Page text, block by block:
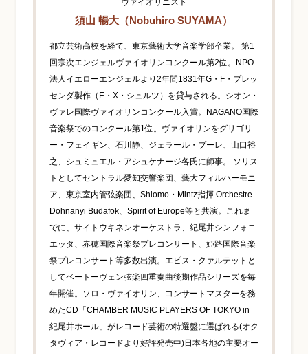
ヴァイオリニスト
須山 暢大（Nobuhiro SUYAMA）
都立芸術高校を経て、東京藝術大学音楽学部卒業。 第1
回宗次エンジェルヴァイオリンコンクール第2位。NPO
法人イエローエンジェルより2年間1831年G・F・プレッ
センダ製作（E・X・シュルツ）を貸与される。シオン・
ヴァレ国際ヴァイオリンコンクール入賞。NAGANO国際
音楽祭でのコンクール第1位。ヴァイオリンをグリゴリ
ー・フェイギン、石川静、ジェラール・プーレ、山口裕
之、シュミュエル・アシュケナージ各氏に師事。 ソリス
トとしてセントラル愛知交響楽団、藝大フィルハーモニ
ア、東京室内管弦楽団、Shlomo・Mintz指揮 Orchestre
Dohnanyi Budafok、Spirit of Europe等と共演。これま
でに、サイトウキネンオーケストラ、紀尾井シンフォニ
エッタ、赤穂国際音楽祭プレコンサート、姫路国際音楽
祭プレコンサート等多数出演。エピス・クァルテットと
してベートーヴェン弦楽四重奏曲後期作品シリーズを毎
年開催。ソロ・ヴァイオリン、コンサートマスターを務
めたCD「CHAMBER MUSIC PLAYERS OF TOKYO in
紀尾井ホール」がレコード芸術の特選盤に選ばれる(オク
タヴィア・レコードより好評発売中)日本各地の主要オー